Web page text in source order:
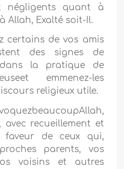
négligents quant à
Allah, Exalté soit-Il.
certains de vos amis
des signes de
la pratique de
emmenez-les
religieux utile.
avec recueillement et
faveur de ceux qui,
parents, vos
voisins et autres